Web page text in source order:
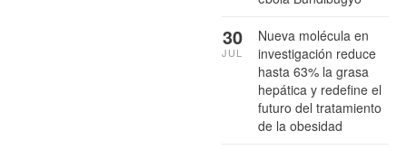
Nueva molécula en
investigación reduce
hasta 63% la grasa
hepática y redefine el
futuro del tratamiento
de la obesidad
30
JUL